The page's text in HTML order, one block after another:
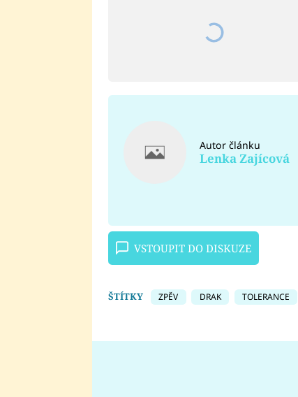
Autor článku
Lenka Zajícová
VSTOUPIT DO DISKUZE
ŠTÍTKY ZPĚV DRAK TOLERANCE